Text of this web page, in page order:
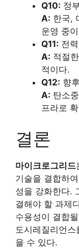
Q10: 정
A: 한국,
운영 중
Q11: 전
A: 적절
적이다.
Q12: 향
A: 탄소
프라로
결론
마이크로그리드
기술을 결합하
성을 강화한다.
결해야 할 과제
수용성이 결합
도시레질리언
을 수 있다.